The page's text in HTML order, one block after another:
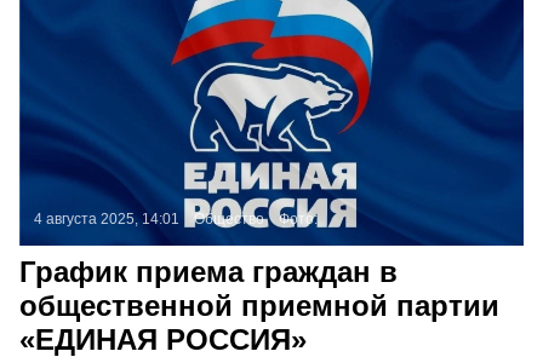
4 августа 2025, 14:01 Общество Фото:
График приема граждан в
общественной приемной партии
«ЕДИНАЯ РОССИЯ»